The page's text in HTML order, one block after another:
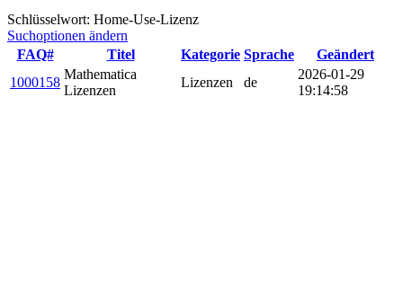
Schlüsselwort: Home-Use-Lizenz
Suchoptionen ändern
FAQ#
Titel Kategorie Sprache
Geändert
1000158
Mathematica
Lizenzen
Lizenzen de
2026-01-29
19:14:58